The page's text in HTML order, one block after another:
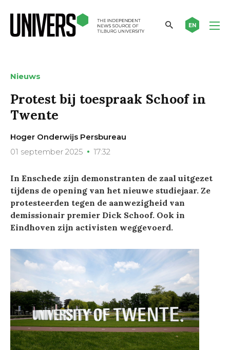
EN
Nieuws
Protest bij toespraak Schoof in
Twente
Hoger Onderwijs Persbureau
01 september 2025
17:32
In Enschede zijn demonstranten de zaal uitgezet
tijdens de opening van het nieuwe studiejaar. Ze
protesteerden tegen de aanwezigheid van
demissionair premier Dick Schoof. Ook in
Eindhoven zijn activisten weggevoerd.